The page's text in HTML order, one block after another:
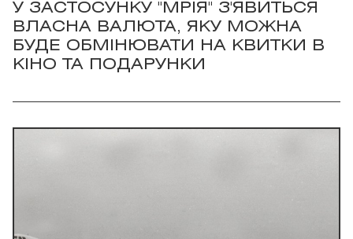
У ЗАСТОСУНКУ "МРІЯ" З'ЯВИТЬСЯ
ВЛАСНА ВАЛЮТА, ЯКУ МОЖНА
БУДЕ ОБМІНЮВАТИ НА КВИТКИ В
КІНО ТА ПОДАРУНКИ